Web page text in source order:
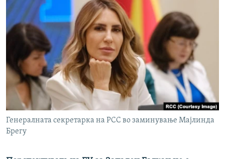
СЛЕДЕТЕ НЕ
РСЕ веб страници
Генералната секретарка на РСС во заминување Мајлинда
Брегу